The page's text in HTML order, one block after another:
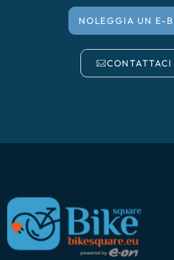
NOLEGGIA UN E-
CONTATTACI